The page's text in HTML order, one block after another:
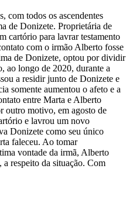
com todos os ascendentes
de Donizete. Proprietária de
cartório para lavrar testamento
com o irmão Alberto fosse
de Donizete, optou por dividir
ao longo de 2020, durante a
a residir junto de Donizete e
somente aumentou o afeto e a
entre Marta e Alberto
outro motivo, em agosto de
e lavrou um novo
Donizete como seu único
faleceu. Ao tomar
vontade da irmã, Alberto
respeito da situação. Com